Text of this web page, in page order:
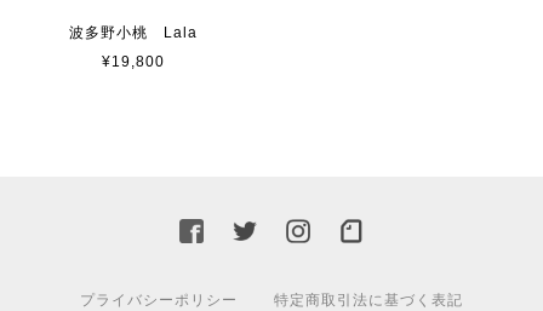
波多野小桃 Lala
¥19,800
プライバシーポリシー 特定商取引法に基づく表記